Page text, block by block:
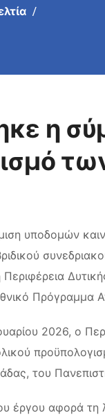
η
υποδομών
Περιφέρεια
Πρόγραμμα
2026, ο
του
έργου αφορά τη